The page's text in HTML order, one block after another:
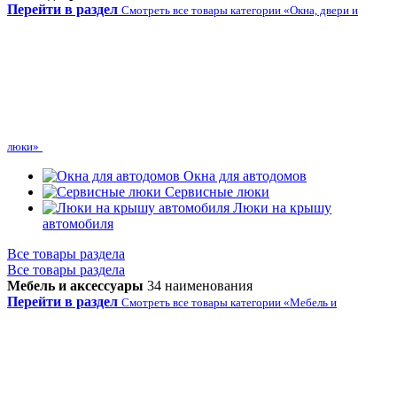
Перейти в раздел Смотреть все товары категории «Окна, двери и
люки»
Окна для автодомов
Сервисные люки
Люки на крышу
автомобиля
Все товары раздела
Все товары раздела
Мебель и аксессуары 34 наименования
Перейти в раздел Смотреть все товары категории «Мебель и